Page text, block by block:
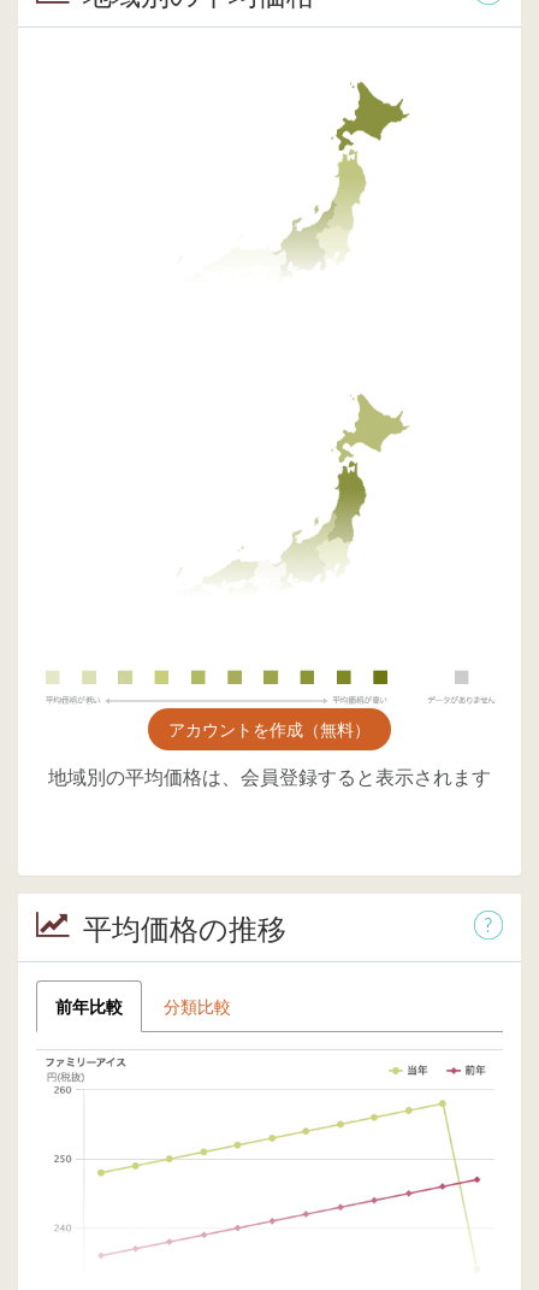
アカウントを作成（無料）
地域別の平均価格は、会員登録すると表示されます
平均価格の推移
前年比較 分類比較